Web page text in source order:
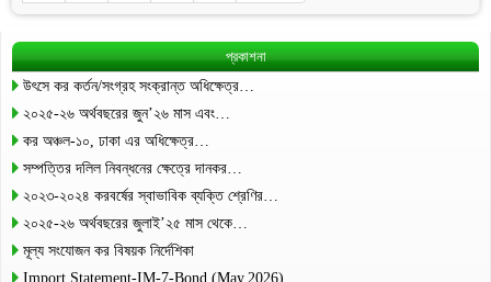
প্রকাশনা
উৎসে কর কর্তন/সংগ্রহ সংক্রান্ত অধিক্ষেত্র…
২০২৫-২৬ অর্থবছরের জুন’২৬ মাস এবং…
কর অঞ্চল-১০, ঢাকা এর অধিক্ষেত্র…
সম্পত্তির দলিল নিবন্ধনের ক্ষেত্রে দানকর…
২০২৩-২০২৪ করবর্ষের স্বাভাবিক ব্যক্তি শ্রেণির…
২০২৫-২৬ অর্থবছরের জুলাই’২৫ মাস থেকে…
মূল্য সংযোজন কর বিষয়ক নির্দেশিকা
Import Statement-IM-7-Bond (May,2026)